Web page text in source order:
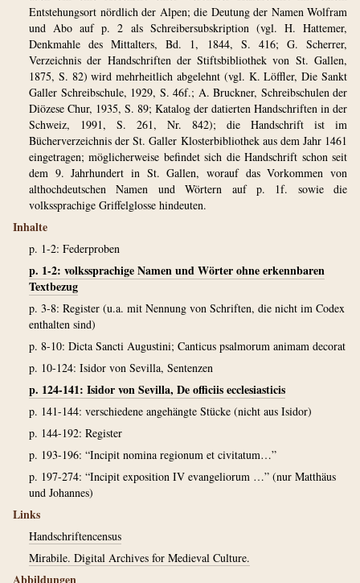
Entstehungsort nördlich der Alpen; die Deutung der Namen Wolfram
und Abo auf p. 2 als Schreibersubskription (vgl. H. Hattemer,
Denkmahle des Mittalters, Bd. 1, 1844, S. 416; G. Scherrer,
Verzeichnis der Handschriften der Stiftsbibliothek von St. Gallen,
1875, S. 82) wird mehrheitlich abgelehnt (vgl. K. Löffler, Die Sankt
Galler Schreibschule, 1929, S. 46f.; A. Bruckner, Schreibschulen der
Diözese Chur, 1935, S. 89; Katalog der datierten Handschriften in der
Schweiz, 1991, S. 261, Nr. 842); die Handschrift ist im
Bücherverzeichnis der St. Galler Klosterbibliothek aus dem Jahr 1461
eingetragen; möglicherweise befindet sich die Handschrift schon seit
dem 9. Jahrhundert in St. Gallen, worauf das Vorkommen von
althochdeutschen Namen und Wörtern auf p. 1f. sowie die
volkssprachige Griffelglosse hindeuten.
Inhalte
p. 1-2: Federproben
p. 1-2: volkssprachige Namen und Wörter ohne erkennbaren
Textbezug
p. 3-8: Register (u.a. mit Nennung von Schriften, die nicht im Codex
enthalten sind)
p. 8-10: Dicta Sancti Augustini; Canticus psalmorum animam decorat
p. 10-124: Isidor von Sevilla, Sentenzen
p. 124-141: Isidor von Sevilla, De officiis ecclesiasticis
p. 141-144: verschiedene angehängte Stücke (nicht aus Isidor)
p. 144-192: Register
p. 193-196: “Incipit nomina regionum et civitatum…”
p. 197-274: “Incipit exposition IV evangeliorum …” (nur Matthäus
und Johannes)
Links
Handschriftencensus
Mirabile. Digital Archives for Medieval Culture.
Abbildungen